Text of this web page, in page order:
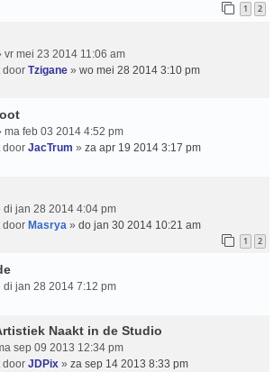
1 2
vr mei 23 2014 11:06 am
door Tzigane » wo mei 28 2014 3:10 pm
ma feb 03 2014 4:52 pm
door JacTrum » za apr 19 2014 3:17 pm
di jan 28 2014 4:04 pm
door Masrya » do jan 30 2014 10:21 am
1 2
di jan 28 2014 7:12 pm
Naakt in de Studio
sep 09 2013 12:34 pm
door JDPix » za sep 14 2013 8:33 pm